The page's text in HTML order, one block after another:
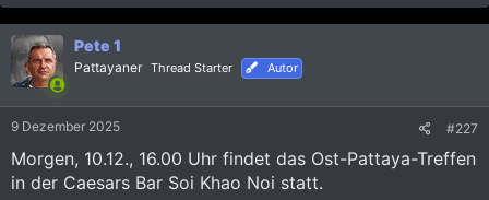
a
k
t
i
o
n
Pete 1
Pattayaner Thread Starter Autor
9 Dezember 2025 #227
Morgen, 10.12., 16.00 Uhr findet das Ost-Pattaya-Treffen
in der Caesars Bar Soi Khao Noi statt.